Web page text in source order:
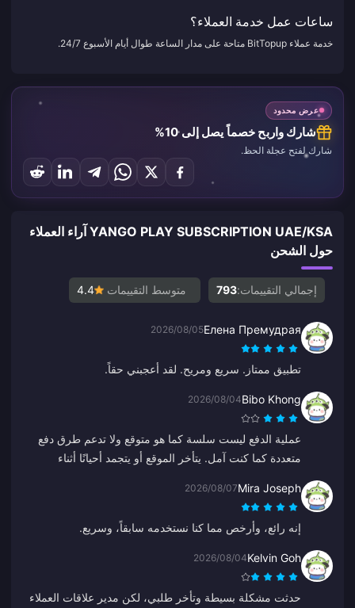
ساعات عمل خدمة العملاء؟
خدمة عملاء BitTopup متاحة على مدار الساعة طوال أيام الأسبوع 24/7.
عرض محدود
شارك واربح خصماً يصل إلى 10%
شارك لفتح عجلة الحظ.
YANGO PLAY SUBSCRIPTION UAE/KSA آراء العملاء
حول الشحن
إجمالي التقييمات:793 متوسط التقييمات 4.4
Елена Премудрая
2026/08/05
تطبيق ممتاز. سريع ومريح. لقد أعجبني حقاً.
Bibo Khong
2026/08/04
عملية الدفع ليست سلسة كما هو متوقع ولا تدعم طرق دفع
متعددة كما كنت آمل. يتأخر الموقع أو يتجمد أحيانًا أثناء
الواضح متى يتم معالجة المدفوعات. إذا تم إصلاح هذه
المشكلات، فسيكون أكثر موثوقية بكثير.
Mira Joseph
2026/08/07
إنه رائع، وأرخص مما كنا نستخدمه سابقاً، وسريع.
Kelvin Goh
2026/08/04
حدثت مشكلة بسيطة وتأخر طلبي، لكن مدير علاقات العملاء